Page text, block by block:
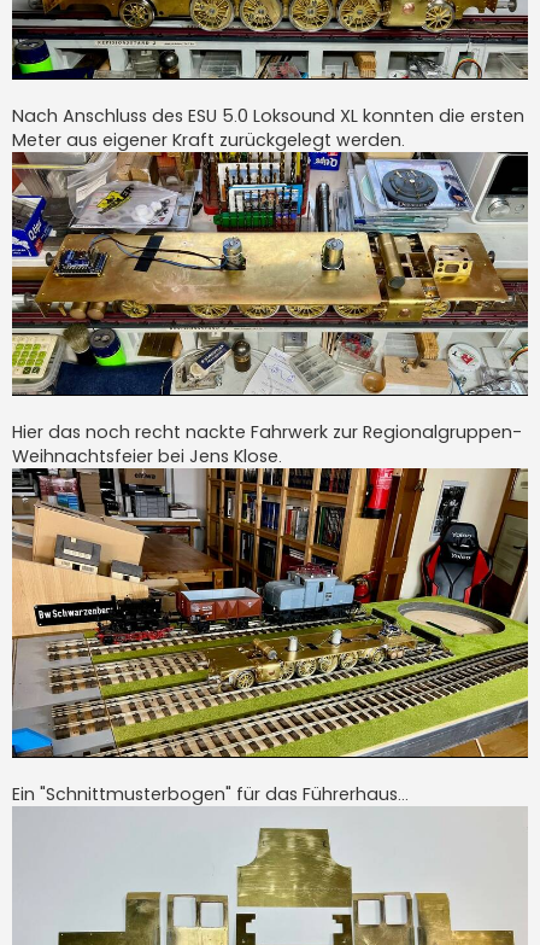
Nach Anschluss des ESU 5.0 Loksound XL konnten die ersten
Meter aus eigener Kraft zurückgelegt werden.
Hier das noch recht nackte Fahrwerk zur Regionalgruppen-
Weihnachtsfeier bei Jens Klose.
Ein "Schnittmusterbogen" für das Führerhaus...